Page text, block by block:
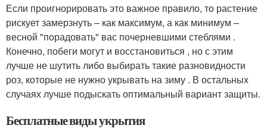
Если проигнорировать это важное правило, то растение
рискует замерзнуть – как максимум, а как минимум –
весной "порадовать" вас почерневшими стеблями .
Конечно, побеги могут и восстановиться , но с этим
лучше не шутить либо выбирать такие разновидности
роз, которые не нужно укрывать на зиму . В остальных
случаях лучше подыскать оптимальный вариант защиты.
Бесплатные виды укрытия